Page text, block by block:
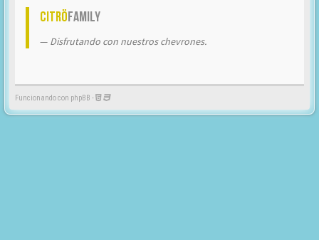
CitröFamily
Disfrutando con nuestros chevrones.
Funcionando con phpBB -